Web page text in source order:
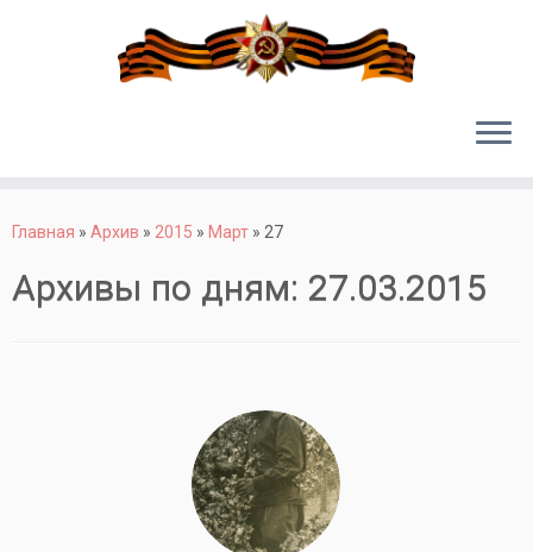
Главная » Архив » 2015 » Март » 27
Архивы по дням: 27.03.2015